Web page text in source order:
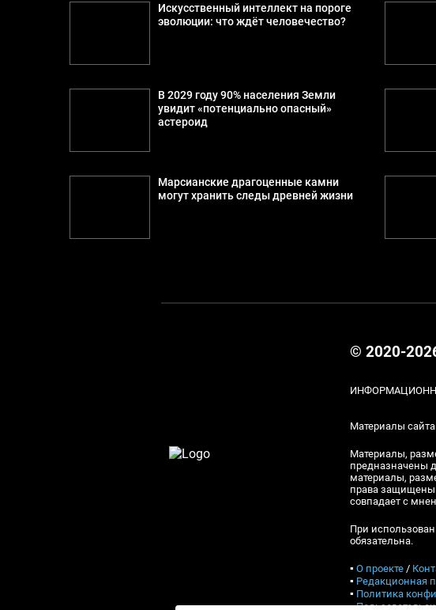
Искусственный интеллект на пороге
эволюции: что ждёт человечество?
В 2029 году 90% населения Земли
увидит «потенциально опасный»
астероид
Марсианские драгоценные камни
могут хранить следы древней жизни
© 2020-
Материалы
Материалы,
предназначены
материалы,
права защищены
совпадает с
При
обязательна.
▪ О проекте/
▪ Редакционная
▪ Политика
▪